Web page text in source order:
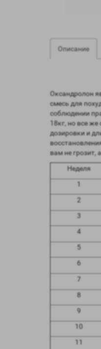
Описание
Оксандролон
смесь для
соблюдении
18кг, но все
дозировки и
вам не грозит,
Неделя
1
2
3
4
5
6
7
8
9
10
11